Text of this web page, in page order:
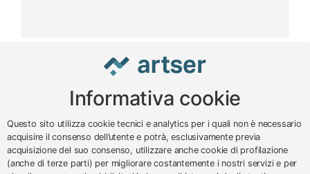
© 2024 – 2026 - ARTSER SRL
Informativa cookie
Questo sito utilizza cookie tecnici e analytics per i quali non è necessario
acquisire il consenso dell’utente e potrà, esclusivamente previa
acquisizione del suo consenso, utilizzare anche cookie di profilazione
(anche di terze parti) per migliorare costantemente i nostri servizi e per